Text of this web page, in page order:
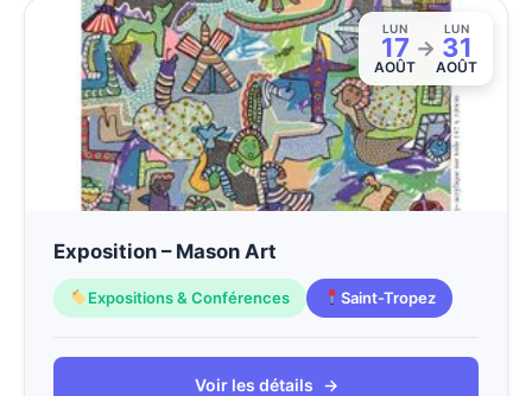
LUN
17
AOÛT
→
LUN
31
AOÛT
Exposition – Mason Art
Expositions & Conférences Saint-Tropez
Voir les détails →